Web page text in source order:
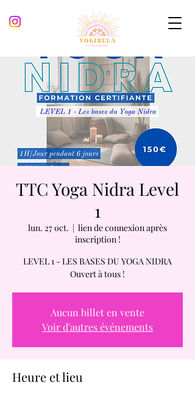
TTC Yoga Nidra Level
1
lun. 27 oct.
  |
lien de connexion après
inscription !
LEVEL 1 - LES BASES DU YOGA NIDRA
Ouvert à tous !
Aucun billet en vente
Voir d'autres événements
Heure et lieu